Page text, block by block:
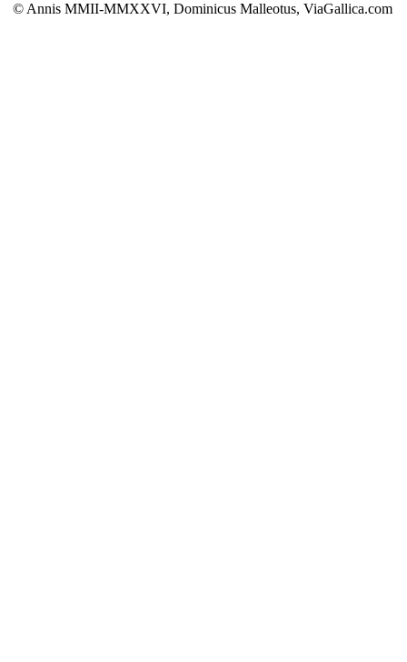
© Annis MMII-MMXXVI, Dominicus Malleotus, ViaGallica.com